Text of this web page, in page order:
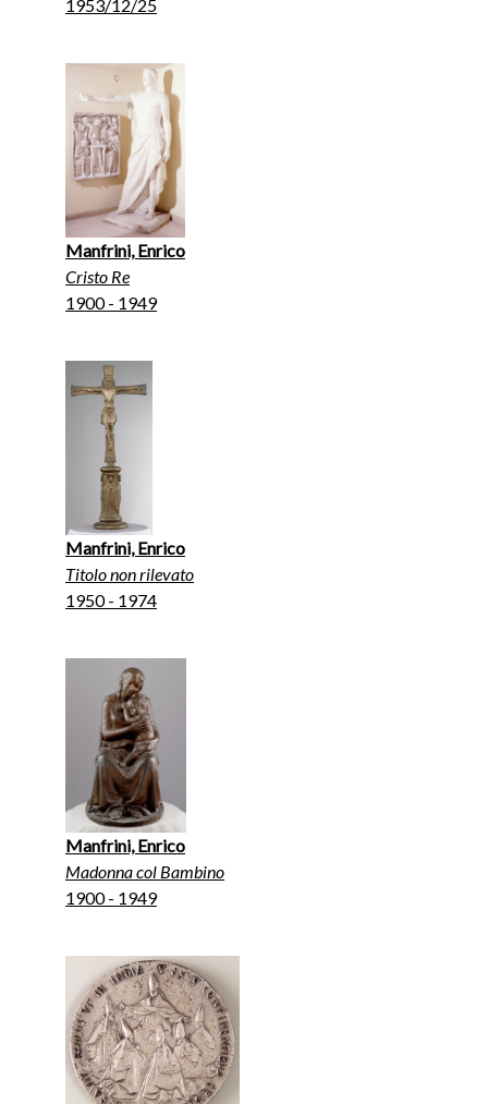
1953/12/25
Manfrini, Enrico
Cristo Re
1900 - 1949
Manfrini, Enrico
Titolo non rilevato
1950 - 1974
Manfrini, Enrico
Madonna col Bambino
1900 - 1949